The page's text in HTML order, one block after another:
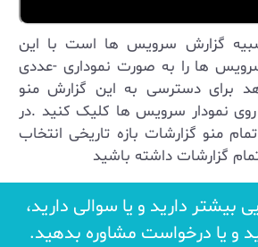
گزارش سرویس ها است با این
ها را به صورت نموداری -عددی
برای دسترسی به این گزارش منو
روی نمودار سرویس ها کلیک کنید .در
منو گزارشات بازه تاریخی انتخاب
گزارشات داشته باشید
بیشتر دارید و یا سوالی دارید،
و یا درخواست مشاوره بدهید.